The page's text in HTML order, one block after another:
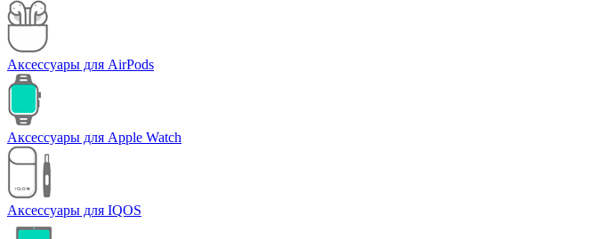
Аксессуары для AirPods
Аксессуары для Apple Watch
Аксессуары для IQOS